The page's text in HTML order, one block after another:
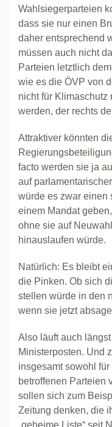
Wahlsiegerparteien
dass sie nur einen
daher entsprechend
müssen auch nicht
Parteien letztlich
wie es die ÖVP von
nicht für Klimaschutz
werden, der rechts
Attraktiver könnten
facto werden sie ja
auf
würde es zwar einen
einem Mandat
ohne sie auf
hinauslaufen würde.
Natürlich: Es bleibt
die Pinken. Ob sich
stellen würde in den
wenn sie jetzt
Also läuft auch
Ministerposten. Und
insgesamt sowohl
betroffenen Parteien
sollen sich zum
Zeitung denken, die
„geheime Liste“ seit